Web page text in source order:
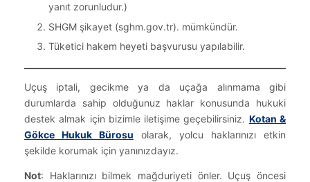
yanıt zorunludur.)
SHGM şikayet (sghm.gov.tr). mümkündür.
Tüketici hakem heyeti başvurusu yapılabilir.
Uçuş iptali, gecikme ya da uçağa alınmama gibi
durumlarda sahip olduğunuz haklar konusunda hukuki
destek almak için bizimle iletişime geçebilirsiniz. Kotan &
Gökce Hukuk Bürosu olarak, yolcu haklarınızı etkin
şekilde korumak için yanınızdayız.
Not: Haklarınızı bilmek mağduriyeti önler. Uçuş öncesi